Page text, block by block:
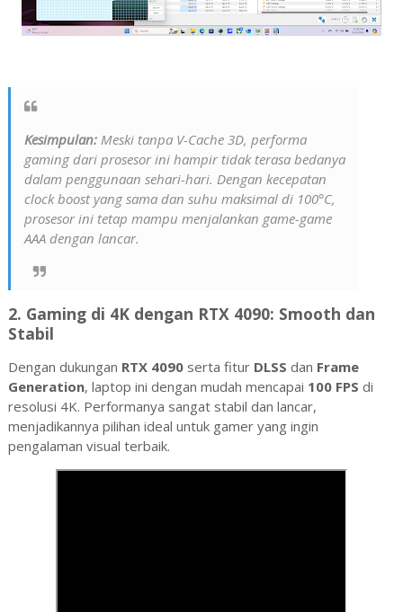
Kesimpulan:Meski tanpa V-Cache 3D, performa
gaming dari prosesor ini hampir tidak terasa bedanya
dalam penggunaan sehari-hari. Dengan kecepatan
clock boost yang sama dan suhu maksimal di 100°C,
prosesor ini tetap mampu menjalankan game-game
AAA dengan lancar.
2. Gaming di 4K dengan RTX 4090: Smooth dan
Stabil
Dengan dukungan RTX 4090serta fitur DLSS dan Frame
Generation, laptop ini dengan mudah mencapai 100 FPS di
resolusi 4K. Performanya sangat stabil dan lancar,
menjadikannya pilihan ideal untuk gamer yang ingin
pengalaman visual terbaik.